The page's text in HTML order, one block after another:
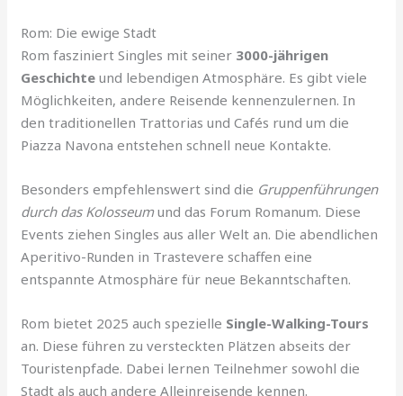
Rom: Die ewige Stadt
Rom fasziniert Singles mit seiner 3000-jährigen
Geschichte und lebendigen Atmosphäre. Es gibt viele
Möglichkeiten, andere Reisende kennenzulernen. In
den traditionellen Trattorias und Cafés rund um die
Piazza Navona entstehen schnell neue Kontakte.
Besonders empfehlenswert sind die Gruppenführungen
durch das Kolosseumund das Forum Romanum. Diese
Events ziehen Singles aus aller Welt an. Die abendlichen
Aperitivo-Runden in Trastevere schaffen eine
entspannte Atmosphäre für neue Bekanntschaften.
Rom bietet 2025 auch spezielle Single-Walking-Tours
an. Diese führen zu versteckten Plätzen abseits der
Touristenpfade. Dabei lernen Teilnehmer sowohl die
Stadt als auch andere Alleinreisende kennen.